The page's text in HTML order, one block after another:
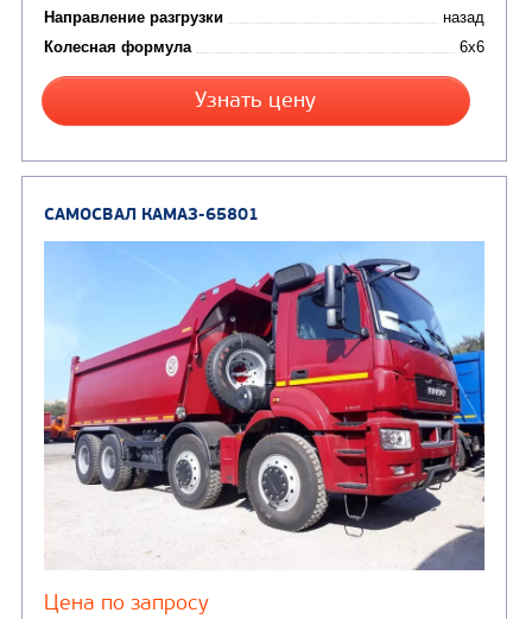
Цена по запросу
Экологический класс
Грузоподъемность, кг
Вместимость кузова, м3
Направление разгрузки
Колесная формула
Узнать цену